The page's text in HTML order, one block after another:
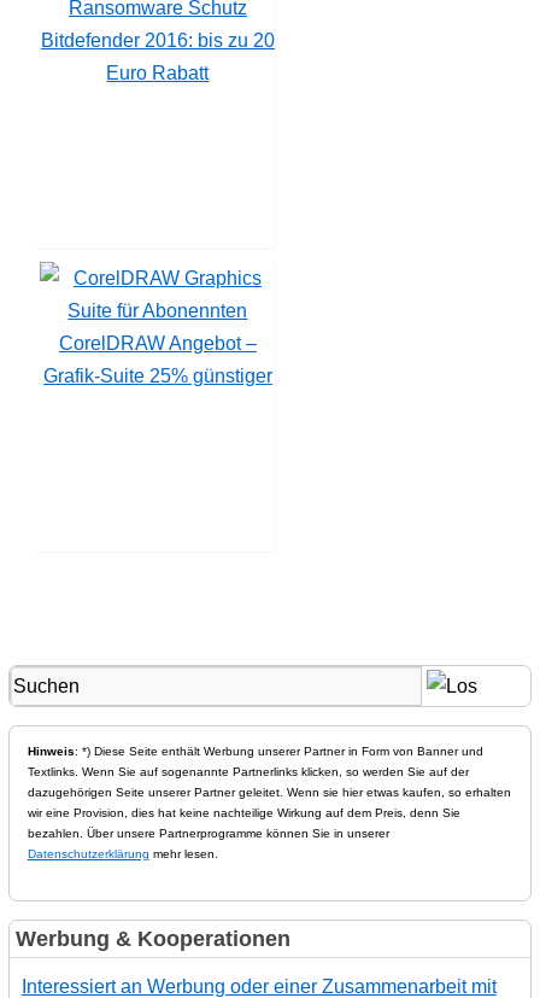
Bitdefender 2016: bis zu 20
Euro Rabatt
CorelDRAW Angebot –
Grafik-Suite 25% günstiger
Hinweis: *) Diese Seite enthält Werbung unserer Partner in Form von Banner und
Textlinks. Wenn Sie auf sogenannte Partnerlinks klicken, so werden Sie auf der
dazugehörigen Seite unserer Partner geleitet. Wenn sie hier etwas kaufen, so erhalten
wir eine Provision, dies hat keine nachteilige Wirkung auf dem Preis, denn Sie
bezahlen. Über unsere Partnerprogramme können Sie in unserer
Datenschutzerklärung mehr lesen.
Werbung & Kooperationen
Interessiert an Werbung oder einer Zusammenarbeit mit